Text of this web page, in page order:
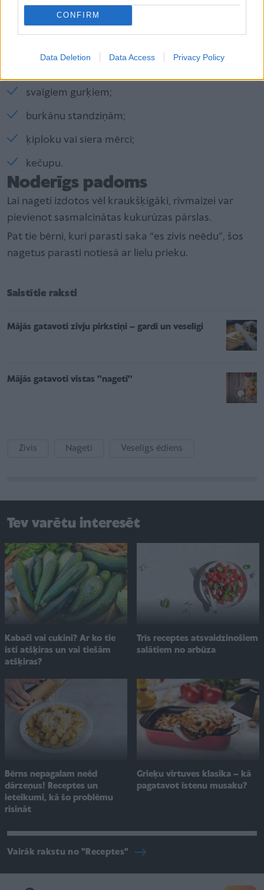
CONFIRM
Data Deletion Data Access Privacy Policy
Ar ko pasniegt?
Bērniem īpaši garšos ar:
svaigiem gurķiem;
burkānu standziņām;
ķiploku vai siera mērci;
kečupu.
Noderīgs padoms
Lai nageti izdotos vēl kraukšķīgāki, rīvmaizei var
pievienot sasmalcinātas kukurūzas pārslas.
Pat tie bērni, kuri parasti saka “es zivis neēdu”, šos
nagetus parasti notiesā ar lielu prieku.
Saistītie raksti
Mājās gatavoti zivju pirkstiņi – gardi un veselīgi
Mājās gatavoti vistas ''nageti''
Zivis Nageti Veselīgs ēdiens
Tev varētu interesēt
Kabači vai cukini? Ar ko tie
īsti atšķiras un vai tiešām
atšķiras?
Trīs receptes atsvaidzinošiem
salātiem no arbūza
Bērns nepagalam neēd
dārzeņus! Receptes un
ieteikumi, kā šo problēmu
risināt
Grieķu virtuves klasika – kā
pagatavot īstenu musaku?
Vairāk rakstu no "Receptes"